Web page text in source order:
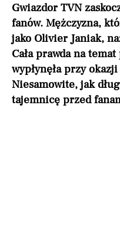
Gwiazdor TVN
fanów. Mężczyzna,
jako Olivier Janiak,
Cała prawda na
wypłynęła przy
Niesamowite, jak
tajemnicę przed